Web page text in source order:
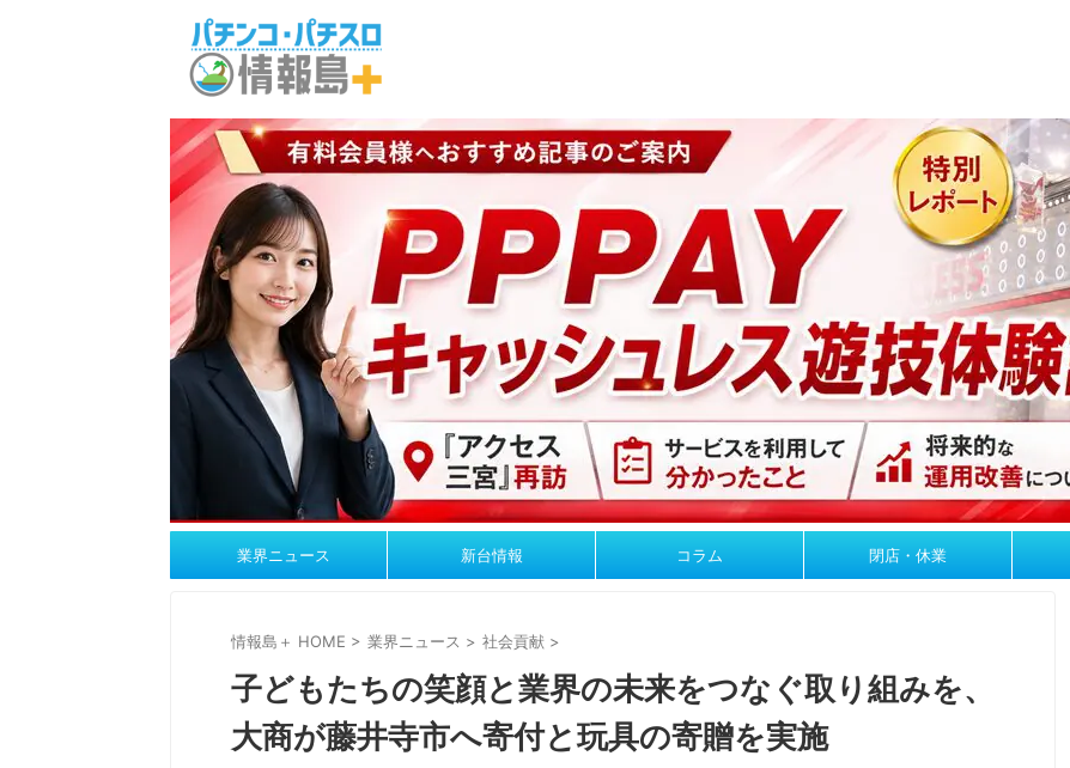
業界ニュース 新台情報 コラム 閉店・休業
情報島＋ HOME > 業界ニュース > 社会貢献 >
子どもたちの笑顔と業界の未来をつなぐ取り組みを、
大商が藤井寺市へ寄付と玩具の寄贈を実施